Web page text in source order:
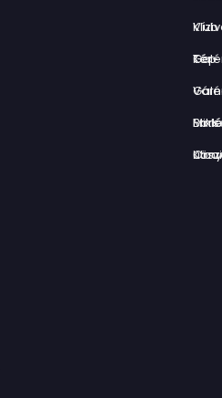
Vízivárosi Klub
Tér-Kép
Várnegyed
Borsos
Országház